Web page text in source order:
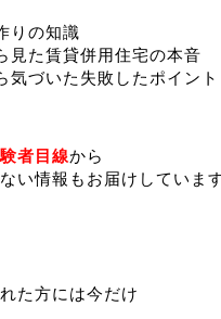
りの知識
見た賃貸併用住宅の本音
気づいた失敗したポイント
者目線から
い情報もお届けしていま
た方には今だけ